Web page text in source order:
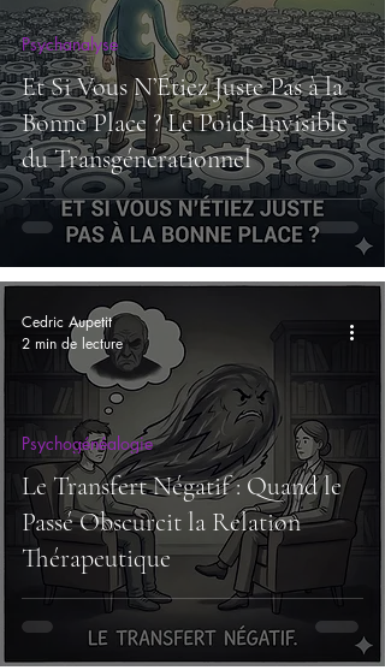
Et Si Vous N’Étiez Juste Pas à la
Bonne Place ? Le Poids Invisible
du Transgénérationnel
Psychanalyse
Le Transfert Négatif : Quand le
Passé Obscurcit la Relation
Thérapeutique
Psychogénéalogie
Cedric Aupetit
2 min de lecture